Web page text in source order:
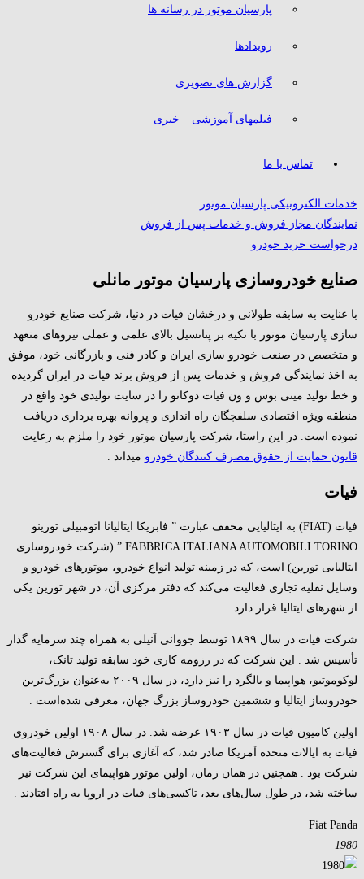
پارسیان موتور در رسانه ها
رویدادها
گزارش های تصویری
فیلمهای آموزشی – خبری
تماس با ما
خدمات الکترونیکی پارسیان موتور
نمایندگان مجاز فروش و خدمات پس از فروش
درخواست خرید خودرو
صنایع خودروسازی پارسیان موتور مانلی
با عنایت به سابقه طولانی و درخشان فیات در دنیا، شرکت صنایع خودرو
سازی پارسیان موتور با تکیه بر پتانسیل بالای علمی و عملی نیروهای متعهد
و متخصص در صنعت خودرو سازی ایران و کادر فنی و بازرگانی خود، موفق
به اخذ نمایندگی فروش و خدمات پس از فروش برند فیات در ایران گردیده
و خط تولید مینی بوس و ون فیات دوکاتو را در سایت تولیدی خود واقع در
منطقه ویژه اقتصادی سلفچگان راه اندازی و پروانه بهره برداری دریافت
نموده است. در این راستا، شرکت پارسیان موتور خود را ملزم به رعایت
قانون حمایت از حقوق مصرف کنندگان خودرو میداند .
فیات
فیات (FIAT) به ایتالیایی مخفف عبارت ” فابریکا ایتالیانا اتومبیلی تورینو
FABBRICA ITALIANA AUTOMOBILI TORINO ” (شرکت خودروسازی
ایتالیایی تورین) است، که در زمینه تولید انواع خودرو، موتورهای خودرو و
وسایل نقلیه تجاری فعالیت می‌کند که دفتر مرکزی آن، در شهر تورین یکی
از شهرهای ایتالیا قرار دارد.
شرکت فیات در سال ۱۸۹۹ توسط جووانی آنیلی به همراه چند سرمایه گذار
تأسیس شد . این شرکت که در رزومه کاری خود سابقه تولید تانک،
لوکوموتیو، هواپیما و بالگرد را نیز دارد، در سال ۲۰۰۹ به‌عنوان بزرگ‌ترین
خودروساز ایتالیا و ششمین خودروساز بزرگ جهان، معرفی شده‌است .
اولین کامیون فیات در سال ۱۹۰۳ عرضه شد. در سال ۱۹۰۸ اولین خودروی
فیات به ایالات متحده آمریکا صادر شد، که آغازی برای گسترش فعالیت‌های
شرکت بود . همچنین در همان زمان، اولین موتور هواپیمای این شرکت نیز
ساخته شد، در طول سال‌های بعد، تاکسی‌های فیات در اروپا به راه افتادند .
Fiat Panda
1980